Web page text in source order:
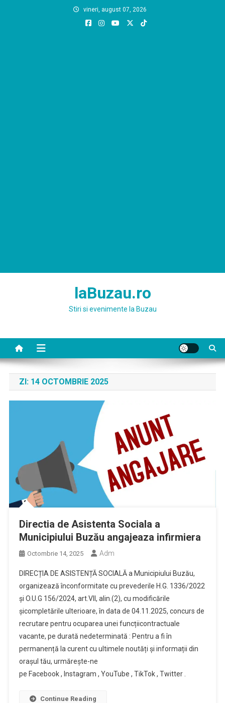
vineri, august 07, 2026
laBuzau.ro
Stiri si evenimente la Buzau
ZI: 14 OCTOMBRIE 2025
Directia de Asistenta Sociala a
Municipiului Buzău angajeaza infirmiera
Octombrie 14, 2025 Adm
DIRECȚIA DE ASISTENȚĂ SOCIALĂ a Municipiului Buzău,
organizează înconformitate cu prevederile H.G. 1336/2022
şi O.U.G 156/2024, art.VII, alin.(2), cu modificările
șicompletările ulterioare, în data de 04.11.2025, concurs de
recrutare pentru ocuparea unei funcțiicontractuale
vacante, pe durată nedeterminată : Pentru a fi în
permanență la curent cu ultimele noutăți și informații din
orașul tău, urmărește-ne
pe Facebook , Instagram , YouTube , TikTok , Twitter .
Continue Reading